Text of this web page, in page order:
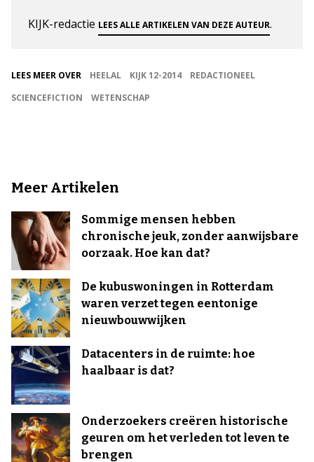
KIJK-redactie LEES ALLE ARTIKELEN VAN DEZE AUTEUR.
LEES MEER OVER HEELAL KIJK 12-2014
REDACTIONEEL
SCIENCEFICTION
WETENSCHAP
Meer Artikelen
Sommige mensen hebben
chronische jeuk, zonder aanwijsbare
oorzaak. Hoe kan dat?
De kubuswoningen in Rotterdam
waren verzet tegen eentonige
nieuwbouwwijken
Datacenters in de ruimte: hoe
haalbaar is dat?
Onderzoekers creëren historische
geuren om het verleden tot leven te
brengen